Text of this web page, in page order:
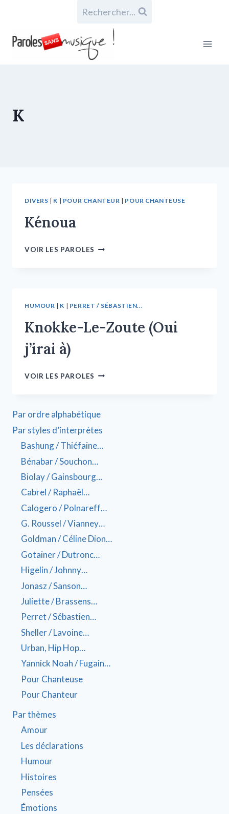
Rechercher...
K
DIVERS | K | POUR CHANTEUR | POUR CHANTEUSE
Kénoua
VOIR LES PAROLES
HUMOUR | K | PERRET / SÉBASTIEN...
Knokke-Le-Zoute (Oui
j’irai à)
VOIR LES PAROLES
Par ordre alphabétique
Par styles d’interprètes
Bashung / Thiéfaine…
Bénabar / Souchon…
Biolay / Gainsbourg…
Cabrel / Raphaël…
Calogero / Polnareff…
G. Roussel / Vianney…
Goldman / Céline Dion…
Gotainer / Dutronc…
Higelin / Johnny…
Jonasz / Sanson…
Juliette / Brassens…
Perret / Sébastien…
Sheller / Lavoine…
Urban, Hip Hop…
Yannick Noah / Fugain…
Pour Chanteuse
Pour Chanteur
Par thèmes
Amour
Les déclarations
Humour
Histoires
Pensées
Émotions